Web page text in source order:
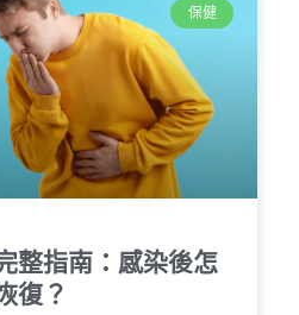
保健
整指南：感染後怎
復？